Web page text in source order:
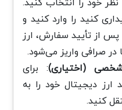
کنید را وارد کنید و
از تأیید سفارش، ارز
صرافی واریز می‌شود.
(اختیاری): برای
ارز دیجیتال خود را به
کنید.